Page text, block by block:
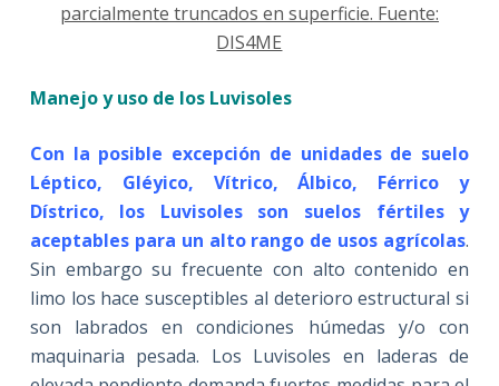
parcialmente truncados en superficie. Fuente:
DIS4ME
Manejo y uso de los Luvisoles
Con la posible excepción de unidades de suelo
Léptico, Gléyico, Vítrico, Álbico, Férrico y
Dístrico, los Luvisoles son suelos fértiles y
aceptables para un alto rango de usos agrícolas.
Sin embargo su frecuente con alto contenido en
limo los hace susceptibles al deterioro estructural si
son labrados en condiciones húmedas y/o con
maquinaria pesada. Los Luvisoles en laderas de